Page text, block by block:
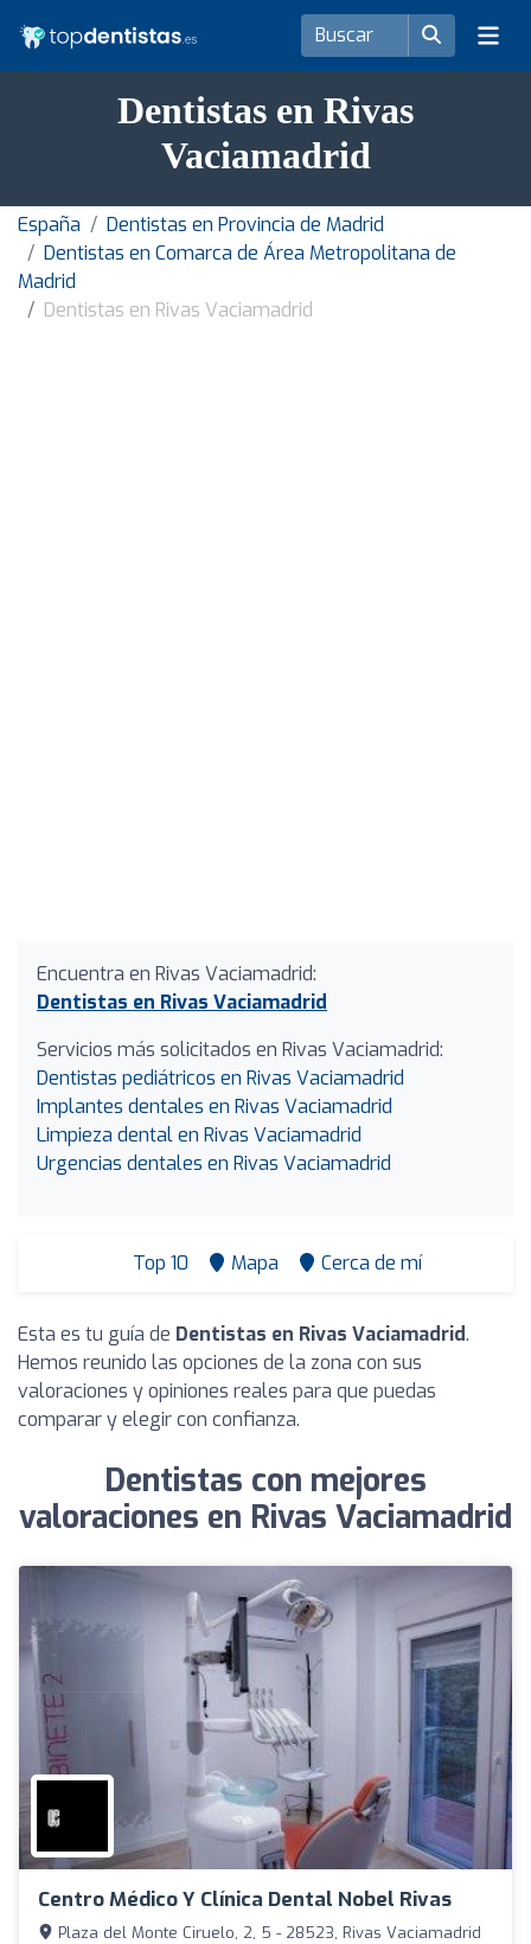
Dentistas en Rivas
Vaciamadrid
España
Dentistas en Provincia de Madrid
Dentistas en Comarca de Área Metropolitana de
Madrid
Dentistas en Rivas Vaciamadrid
Encuentra en Rivas Vaciamadrid:
Dentistas en Rivas Vaciamadrid
Servicios más solicitados en Rivas Vaciamadrid:
Dentistas pediátricos en Rivas Vaciamadrid
Implantes dentales en Rivas Vaciamadrid
Limpieza dental en Rivas Vaciamadrid
Urgencias dentales en Rivas Vaciamadrid
Top 10 Mapa Cerca de mí
Esta es tu guía de Dentistas en Rivas Vaciamadrid.
Hemos reunido las opciones de la zona con sus
valoraciones y opiniones reales para que puedas
comparar y elegir con confianza.
Dentistas con mejores
valoraciones en Rivas Vaciamadrid
Centro Médico Y Clínica Dental Nobel Rivas
Plaza del Monte Ciruelo, 2, 5 - 28523, Rivas Vaciamadrid